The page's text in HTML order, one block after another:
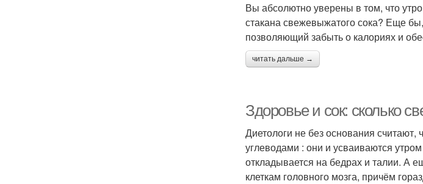
Вы абсолютно уверены в том, что
стакана свежевыжатого сока? Еще
позволяющий забыть о калориях и
читать дальше →
Здоровье и сок: сколько
Диетологи не без основания
углеводами : они и усваиваются
откладывается на бедрах и талии. А
клеткам головного мозга, причём